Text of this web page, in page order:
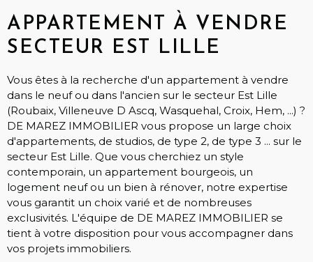
APPARTEMENT À VENDRE
SECTEUR EST LILLE
Vous êtes à la recherche d'un appartement à vendre
dans le neuf ou dans l'ancien sur le secteur Est Lille
(Roubaix, Villeneuve D Ascq, Wasquehal, Croix, Hem, ...) ?
DE MAREZ IMMOBILIER vous propose un large choix
d'appartements, de studios, de type 2, de type 3 ... sur le
secteur Est Lille. Que vous cherchiez un style
contemporain, un appartement bourgeois, un
logement neuf ou un bien à rénover, notre expertise
vous garantit un choix varié et de nombreuses
exclusivités. L'équipe de DE MAREZ IMMOBILIER se
tient à votre disposition pour vous accompagner dans
vos projets immobiliers.